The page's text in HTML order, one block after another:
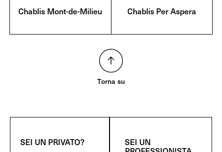
Chablis Mont-de-Milieu Chablis Per Aspera
Torna su
SEI UN PRIVATO? SEI UN